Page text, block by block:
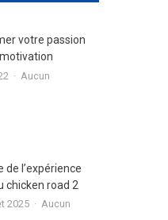
votre passion
Aucun
l’expérience
chicken road 2
2025
Aucun